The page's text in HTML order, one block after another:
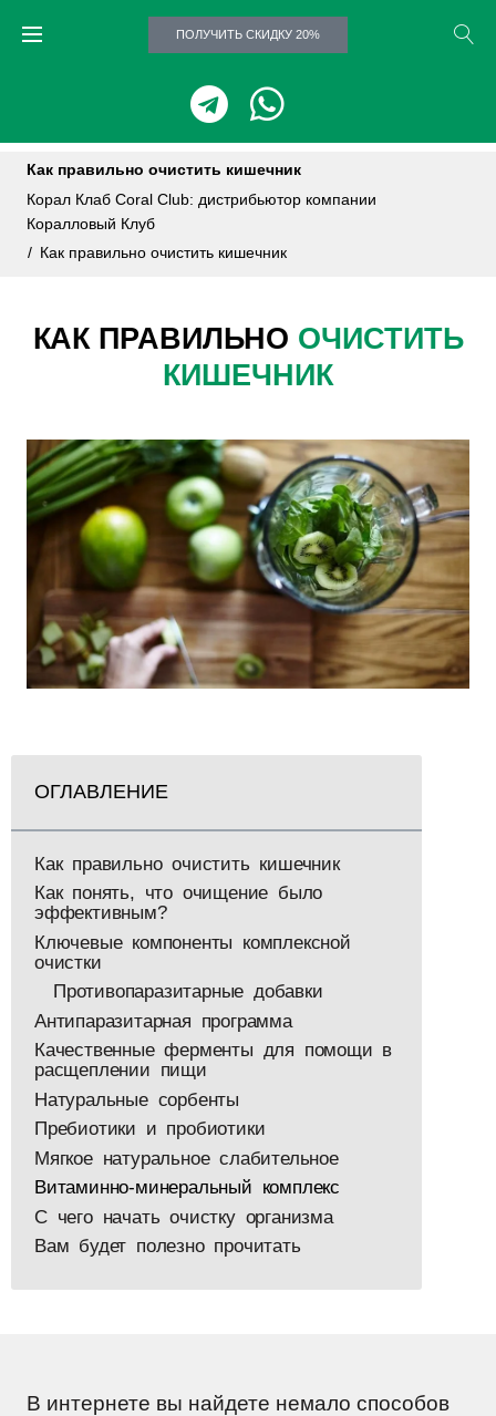
ПОЛУЧИТЬ СКИДКУ 20%
Как правильно очистить кишечник
Корал Клаб Coral Club: дистрибьютор компании
Коралловый Клуб
/ Как правильно очистить кишечник
КАК ПРАВИЛЬНО ОЧИСТИТЬ
КИШЕЧНИК
ОГЛАВЛЕНИЕ
Как правильно очистить кишечник
Как понять, что очищение было
эффективным?
Ключевые компоненты комплексной
очистки
Противопаразитарные добавки
Антипаразитарная программа
Качественные ферменты для помощи в
расщеплении пищи
Натуральные сорбенты
Пребиотики и пробиотики
Мягкое натуральное слабительное
Витаминно-минеральный комплекс
С чего начать очистку организма
Вам будет полезно прочитать
В интернете вы найдете немало способов